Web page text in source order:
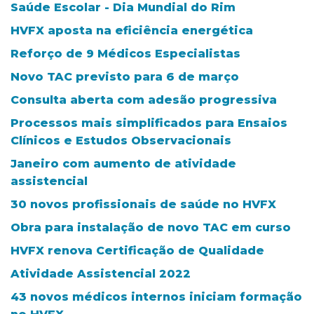
Saúde Escolar - Dia Mundial do Rim
HVFX aposta na eficiência energética
Reforço de 9 Médicos Especialistas
Novo TAC previsto para 6 de março
Consulta aberta com adesão progressiva
Processos mais simplificados para Ensaios
Clínicos e Estudos Observacionais
Janeiro com aumento de atividade
assistencial
30 novos profissionais de saúde no HVFX
Obra para instalação de novo TAC em curso
HVFX renova Certificação de Qualidade
Atividade Assistencial 2022
43 novos médicos internos iniciam formação